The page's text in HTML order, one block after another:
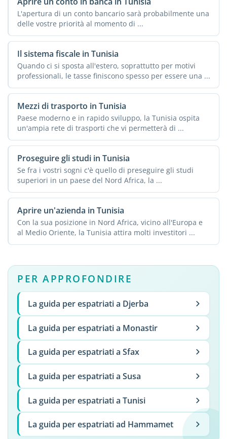
L'apertura di un conto bancario sarà probabilmente una
delle vostre priorità al momento di ...
Il sistema fiscale in Tunisia
Quando ci si sposta all'estero, soprattutto per motivi
professionali, le tasse finiscono spesso per essere una ...
Mezzi di trasporto in Tunisia
Paese moderno e in rapido sviluppo, la Tunisia ospita
un'ampia rete di trasporti che vi permetterà di ...
Proseguire gli studi in Tunisia
Se fra i vostri sogni c'è quello di preseguire gli studi
superiori in un paese del Nord Africa, la ...
Aprire un'azienda in Tunisia
Con la sua posizione in Nord Africa, vicino all'Europa e
al Medio Oriente, la Tunisia attira molti investitori ...
PER APPROFONDIRE
La guida per espatriati a Djerba
La guida per espatriati a Monastir
La guida per espatriati a Sfax
La guida per espatriati a Susa
La guida per espatriati a Tunisi
La guida per espatriati ad Hammamet